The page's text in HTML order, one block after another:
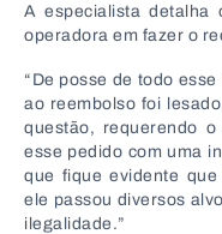
A especialista
operadora em fazer o
“De posse de todo
ao reembolso foi
questão, requerendo
esse pedido com uma
que fique evidente
ele passou diversos
ilegalidade.”